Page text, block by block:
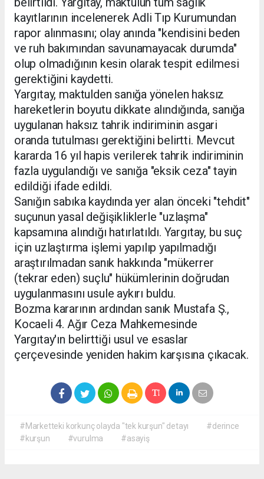
kayıtlarının incelenerek Adli Tıp Kurumundan
rapor alınmasını; olay anında "kendisini beden
ve ruh bakımından savunamayacak durumda"
olup olmadığının kesin olarak tespit edilmesi
gerektiğini kaydetti.
Yargıtay, maktulden sanığa yönelen haksız
hareketlerin boyutu dikkate alındığında, sanığa
uygulanan haksız tahrik indiriminin asgari
oranda tutulması gerektiğini belirtti. Mevcut
kararda 16 yıl hapis verilerek tahrik indiriminin
fazla uygulandığı ve sanığa "eksik ceza" tayin
edildiği ifade edildi.
Sanığın sabıka kaydında yer alan önceki "tehdit"
suçunun yasal değişikliklerle "uzlaşma"
kapsamına alındığı hatırlatıldı. Yargıtay, bu suç
için uzlaştırma işlemi yapılıp yapılmadığı
araştırılmadan sanık hakkında "mükerrer
(tekrar eden) suçlu" hükümlerinin doğrudan
uygulanmasını usule aykırı buldu.
Bozma kararının ardından sanık Mustafa Ş.,
Kocaeli 4. Ağır Ceza Mahkemesinde
Yargıtay'ın belirttiği usul ve esaslar
çerçevesinde yeniden hakim karşısına çıkacak.
#Marketteki korkunç olayda "tek kurşun" detayı
#derince
#kurşun
#vurulma #asayiş